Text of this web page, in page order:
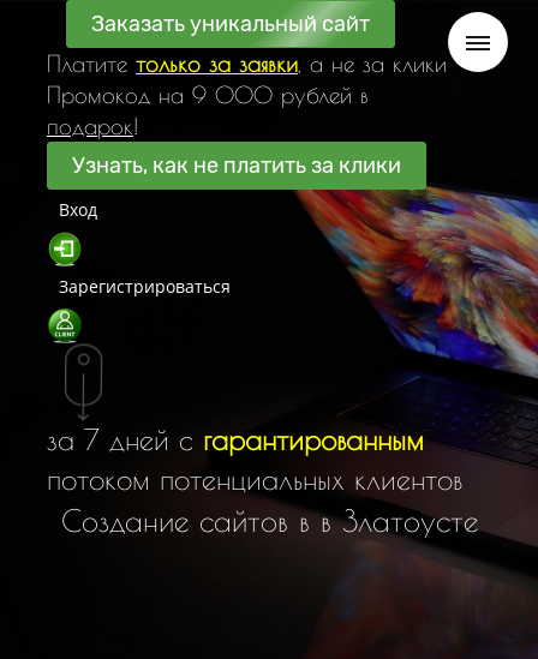
Заказать уникальный сайт
Платите только за заявки , а не за клики
Промокод на 9 000 рублей в
подарок!
Узнать, как не платить за клики
Вход
Зарегистрироваться
за 7 дней с гарантированным
потоком потенциальных клиентов
Создание сайтов в в Златоусте